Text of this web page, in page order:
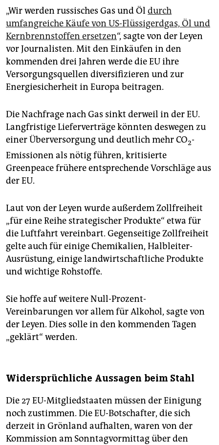
„Wir werden russisches Gas und Öl durch
umfangreiche Käufe von US-Flüssigerdgas, Öl und
Kernbrennstoffen ersetzen“, sagte von der Leyen
vor Journalisten. Mit den Einkäufen in den
kommenden drei Jahren werde die EU ihre
Versorgungsquellen diversifizieren und zur
Energiesicherheit in Europa beitragen.
Die Nachfrage nach Gas sinkt derweil in der EU.
Langfristige Lieferverträge könnten deswegen zu
einer Überversorgung und deutlich mehr CO2-
Emissionen als nötig führen, kritisierte
Greenpeace frühere entsprechende Vorschläge aus
der EU.
Laut von der Leyen wurde außerdem Zollfreiheit
„für eine Reihe strategischer Produkte“ etwa für
die Luftfahrt vereinbart. Gegenseitige Zollfreiheit
gelte auch für einige Chemikalien, Halbleiter-
Ausrüstung, einige landwirtschaftliche Produkte
und wichtige Rohstoffe.
Sie hoffe auf weitere Null-Prozent-
Vereinbarungen vor allem für Alkohol, sagte von
der Leyen. Dies solle in den kommenden Tagen
„geklärt“ werden.
Widersprüchliche Aussagen beim Stahl
Die 27 EU-Mitgliedstaaten müssen der Einigung
noch zustimmen. Die EU-Botschafter, die sich
derzeit in Grönland aufhalten, waren von der
Kommission am Sonntagvormittag über den